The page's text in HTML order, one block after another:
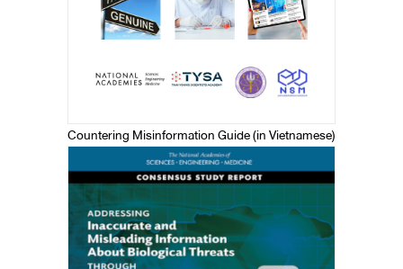
Countering Misinformation Guide (in Vietnamese)